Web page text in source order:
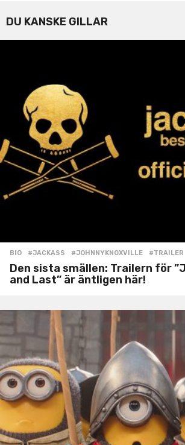
n
DU KANSKE GILLAR
BIO #JACKASS ,#JOHNNYKNOXVILLE ,#TRAILER
Den sista smällen: Trailern för
and Last” är äntligen här!